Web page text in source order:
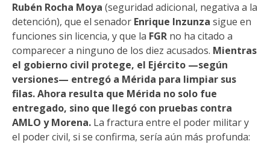
Rubén Rocha Moya (seguridad adicional, negativa a la
detención), que el senador Enrique Inzunza sigue en
funciones sin licencia, y que la FGR no ha citado a
comparecer a ninguno de los diez acusados. Mientras
el gobierno civil protege, el Ejército —según
versiones— entregó a Mérida para limpiar sus
filas. Ahora resulta que Mérida no solo fue
entregado, sino que llegó con pruebas contra
AMLO y Morena. La fractura entre el poder militar y
el poder civil, si se confirma, sería aún más profunda: